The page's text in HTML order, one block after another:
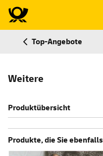
Top-Angebote
Weitere
Produktübersicht
Produkte, die Sie